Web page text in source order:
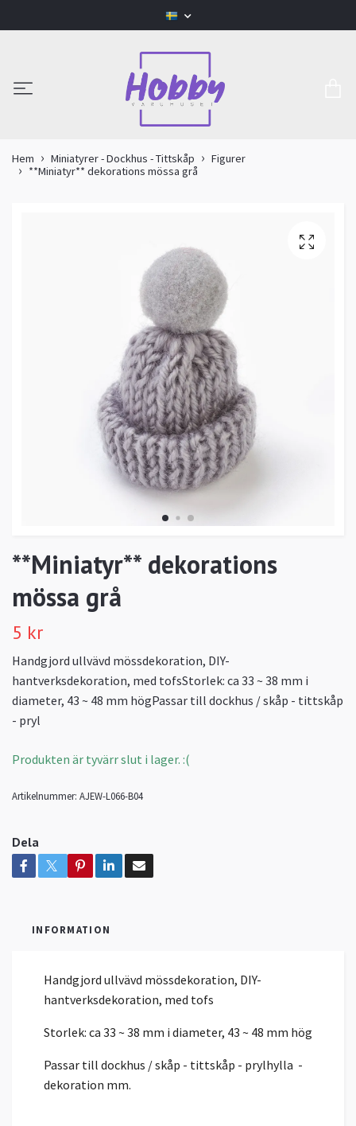
Hem Miniatyrer - Dockhus - Tittskåp
Figurer
**Miniatyr** dekorations mössa grå
**Miniatyr** dekorations
mössa grå
5 kr
Handgjord ullvävd mössdekoration, DIY-
hantverksdekoration, med tofsStorlek: ca 33 ~ 38 mm i
diameter, 43 ~ 48 mm högPassar till dockhus / skåp - tittskåp
- pryl
Produkten är tyvärr slut i lager. :(
Artikelnummer: AJEW-L066-B04
Dela
INFORMATION
Handgjord ullvävd mössdekoration, DIY-
hantverksdekoration, med tofs
Storlek: ca 33 ~ 38 mm i diameter, 43 ~ 48 mm hög
Passar till dockhus / skåp - tittskåp - prylhylla -
dekoration mm.